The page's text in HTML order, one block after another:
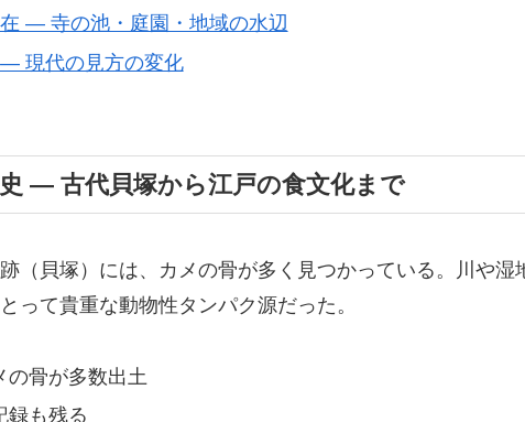
― 寺の池・庭園・地域の水辺
現代の見方の変化
― 古代貝塚から江戸の食文化まで
（貝塚）には、カメの骨が多く見つかっている。川や湿
って貴重な動物性タンパク源だった。
の骨が多数出土
録も残る